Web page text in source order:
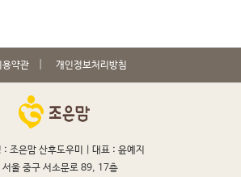
용약관 개인정보처리방침
: 조은맘 산후도우미 | 대표 : 윤예지
서울 중구 서소문로 89, 17층